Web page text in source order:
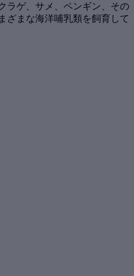
ラゲ、サメ、ペンギン、その
ざまな海洋哺乳類を飼育して